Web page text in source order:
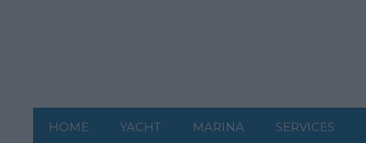
HOME YACHT MARINA SERVICES